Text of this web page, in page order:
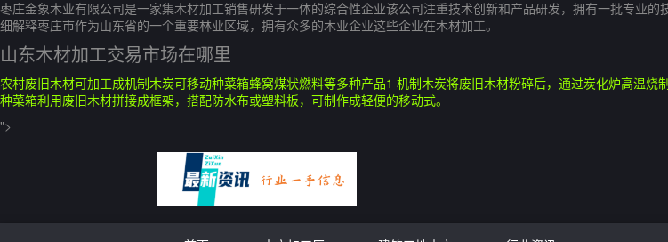
枣庄金象木业有限公司是一家集木材加工销售研发于一体的综合性企业该公司注重技术创新和产品研发，拥有一批专业
细解释枣庄市作为山东省的一个重要林业区域，拥有众多的木业企业这些企业在木材加工。
山东木材加工交易市场在哪里
农村废旧木材可加工成机制木炭可移动种菜箱蜂窝煤状燃料等多种产品1 机制木炭将废旧木材粉碎后，通过炭化炉高温
种菜箱利用废旧木材拼接成框架，搭配防水布或塑料板，可制作成轻便的移动式。
">